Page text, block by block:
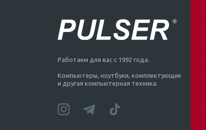
Работаем для вас с 1992 года.
Компьютеры, ноутбуки, комплектующие
и другая компьютерная техника.